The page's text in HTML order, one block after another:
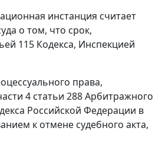
инстанция считает
о том, что срок,
115 Кодекса, Инспекцией
права,
4 статьи 288Арбитражного
Российской Федерации в
к отмене судебного акта,